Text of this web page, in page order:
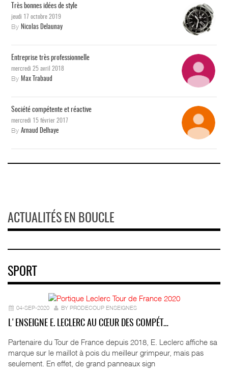
Très bonnes idées de style
jeudi 17 octobre 2019
By Nicolas Delaunay
Entreprise très professionnelle
mercredi 25 avril 2018
By Max Trabaud
Société compétente et réactive
mercredi 15 février 2017
By Arnaud Delhaye
ACTUALITÉS EN BOUCLE
SPORT
04-SEP-2020 BY PRODECOUP ENSEIGNES
L'ENSEIGNE E. LECLERC AU CŒUR DES COMPÉT…
Partenaire du Tour de France depuis 2018, E. Leclerc affiche sa
marque sur le maillot à pois du meilleur grimpeur, mais pas
seulement. En effet, de grand panneaux sign